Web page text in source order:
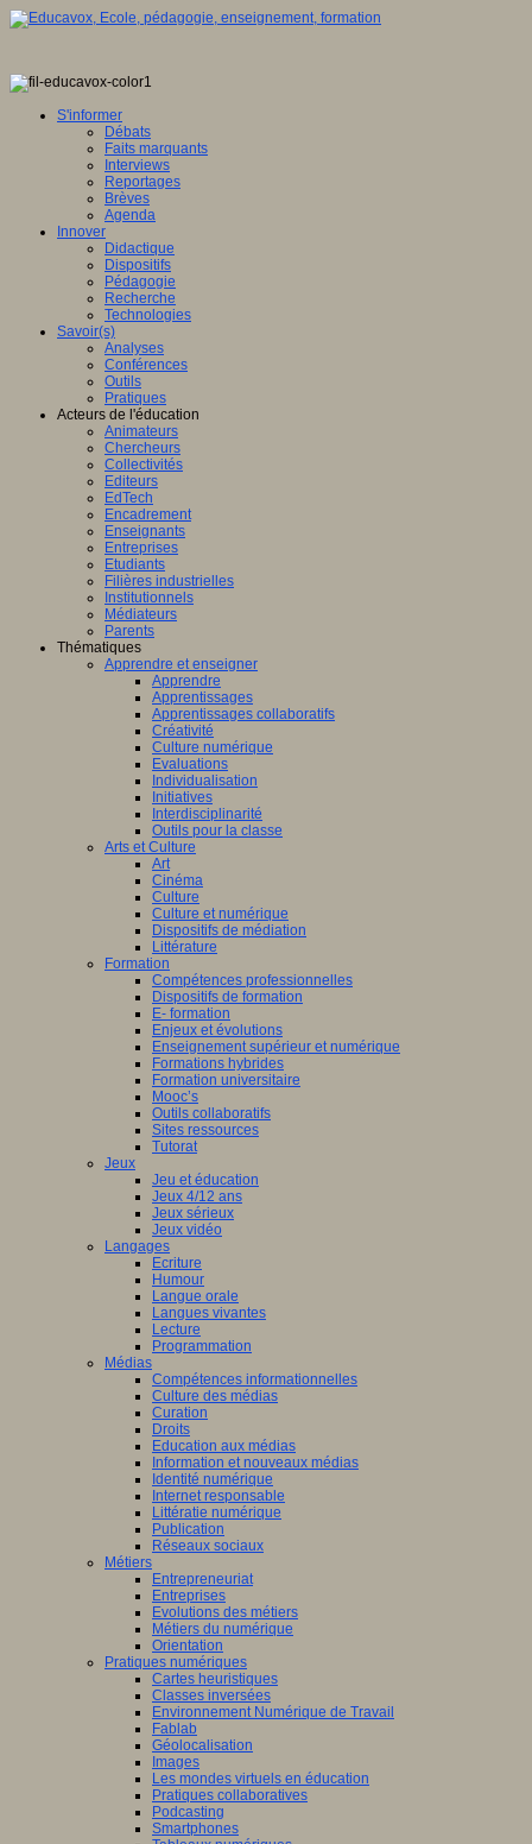
S'informer
Débats
Faits marquants
Interviews
Reportages
Brèves
Agenda
Innover
Didactique
Dispositifs
Pédagogie
Recherche
Technologies
Savoir(s)
Analyses
Conférences
Outils
Pratiques
Acteurs de l'éducation
Animateurs
Chercheurs
Collectivités
Editeurs
EdTech
Encadrement
Enseignants
Entreprises
Etudiants
Filières industrielles
Institutionnels
Médiateurs
Parents
Thématiques
Apprendre et enseigner
Apprendre
Apprentissages
Apprentissages collaboratifs
Créativité
Culture numérique
Evaluations
Individualisation
Initiatives
Interdisciplinarité
Outils pour la classe
Arts et Culture
Art
Cinéma
Culture
Culture et numérique
Dispositifs de médiation
Littérature
Formation
Compétences professionnelles
Dispositifs de formation
E- formation
Enjeux et évolutions
Enseignement supérieur et numérique
Formations hybrides
Formation universitaire
Mooc’s
Outils collaboratifs
Sites ressources
Tutorat
Jeux
Jeu et éducation
Jeux 4/12 ans
Jeux sérieux
Jeux vidéo
Langages
Ecriture
Humour
Langue orale
Langues vivantes
Lecture
Programmation
Médias
Compétences informationnelles
Culture des médias
Curation
Droits
Education aux médias
Information et nouveaux médias
Identité numérique
Internet responsable
Littératie numérique
Publication
Réseaux sociaux
Métiers
Entrepreneuriat
Entreprises
Evolutions des métiers
Métiers du numérique
Orientation
Pratiques numériques
Cartes heuristiques
Classes inversées
Environnement Numérique de Travail
Fablab
Géolocalisation
Images
Les mondes virtuels en éducation
Pratiques collaboratives
Podcasting
Smartphones